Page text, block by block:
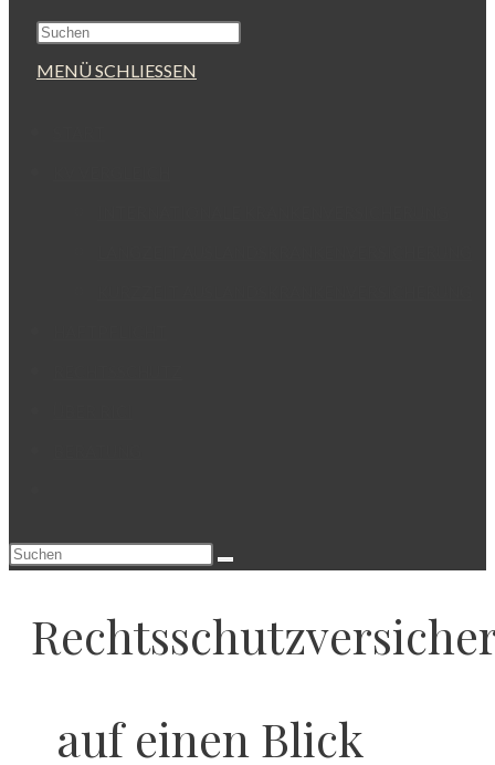
UMSCHALTEN
MENÜSCHLIESSEN
UMSCHALTEN
auf einen Blick